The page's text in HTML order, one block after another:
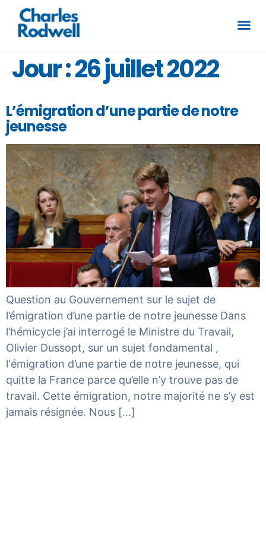
Jour :26 juillet 2022
L’émigration d’une partie de notre
jeunesse
Question au Gouvernement sur le sujet de
l’émigration d’une partie de notre jeunesse Dans
l’hémicycle j’ai interrogé le Ministre du Travail,
Olivier Dussopt, sur un sujet fondamental ,
l‘émigration d’une partie de notre jeunesse, qui
quitte la France parce qu’elle n’y trouve pas de
travail. Cette émigration, notre majorité ne s’y est
jamais résignée. Nous […]